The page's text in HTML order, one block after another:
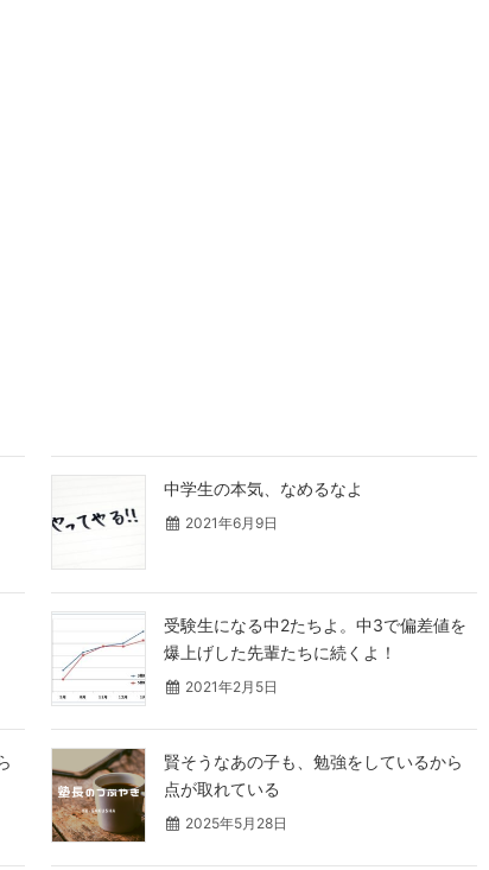
中学生の本気、なめるなよ
2021年6月9日
受験生になる中2たちよ。中3で偏差値を
爆上げした先輩たちに続くよ！
2021年2月5日
賢そうなあの子も、勉強をしているから
点が取れている
2025年5月28日